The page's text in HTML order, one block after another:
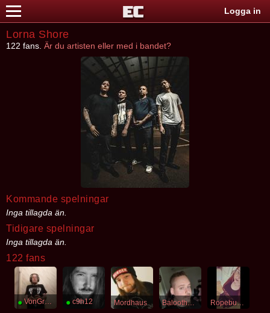
Logga in
Lorna Shore
122 fans. Är du artisten eller med i bandet?
Kommande spelningar
Inga tillagda än.
Tidigare spelningar
Inga tillagda än.
122 fans
● VonGregor ● c9h12 Mordhaus Baloothepanda Ropebunny